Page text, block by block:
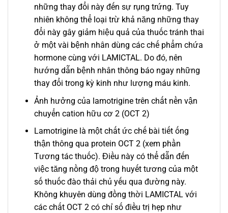
những thay đổi này đến sự rụng trứng. Tuy
nhiên không thể loại trừ khả năng những thay
đổi này gây giảm hiệu quả của thuốc tránh thai
ở một vài bệnh nhân dùng các chế phẩm chứa
hormone cùng với LAMICTAL. Do đó, nên
hướng dẫn bệnh nhân thông báo ngay những
thay đổi trong kỳ kinh như lượng máu kinh.
Ảnh hưởng của lamotrigine trên chất nền vận
chuyển cation hữu cơ 2 (OCT 2)
Lamotrigine là một chất ức chế bài tiết ống
thận thông qua protein OCT 2 (xem phần
Tương tác thuốc). Điều này có thể dẫn đến
việc tăng nồng độ trong huyết tương của một
số thuốc đào thải chủ yếu qua đường này.
Không khuyên dùng đồng thời LAMICTAL với
các chất OCT 2 có chỉ số điều trị hẹp như